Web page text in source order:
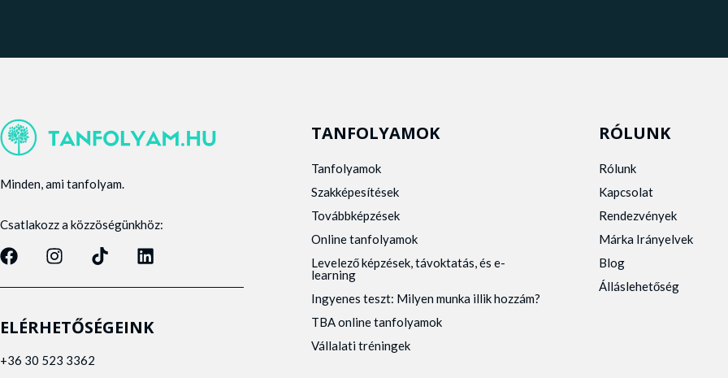
Minden, ami tanfolyam.
Csatlakozz a közzöségünkhöz:
ELÉRHETŐSÉGEINK
+36 30 523 3362
TANFOLYAMOK
Tanfolyamok
Szakképesítések
Továbbképzések
Online tanfolyamok
Levelező képzések, távoktatás, és e-
learning
Ingyenes teszt: Milyen munka illik hozzám?
TBA online tanfolyamok
Vállalati tréningek
RÓLUNK
Rólunk
Kapcsolat
Rendezvények
Márka Irányelvek
Blog
Álláslehetőség